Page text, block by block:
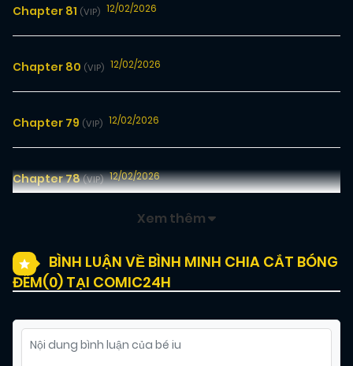
Chapter 81 (VIP) 12/02/2026
Chapter 80 (VIP) 12/02/2026
Chapter 79 (VIP) 12/02/2026
Chapter 78(VIP) 12/02/2026
Chapter 76(VIP) 12/02/2026
Chapter 75(VIP) 12/02/2026
Xem thêm
BÌNH LUẬN VỀ BÌNH MINH CHIA CẮT BÓNG
ĐÊM(0) TẠI COMIC24H